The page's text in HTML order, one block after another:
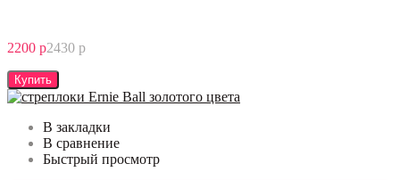
2200 р2430 р
Купить
В закладки
В сравнение
Быстрый просмотр